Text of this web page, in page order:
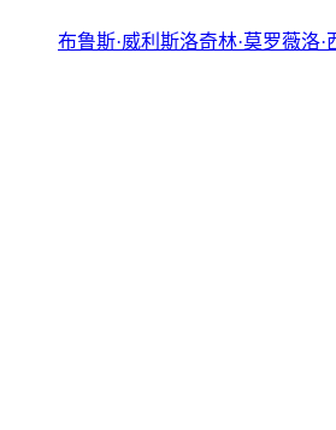
布鲁斯·威利斯洛奇林·莫罗薇洛·